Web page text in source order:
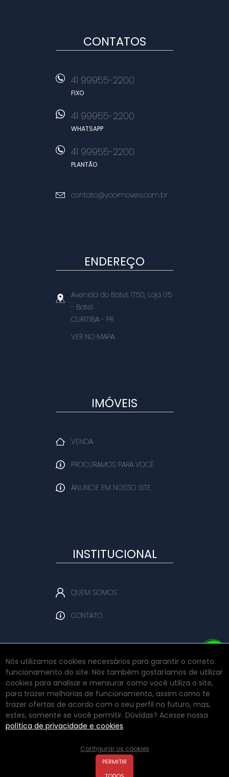
CONTATOS
41 99955-2200
FIXO
41 99955-2200
WHATSAPP
41 99955-2200
PLANTÃO
contato@yooimoveis.com.br
ENDEREÇO
Avenida do Batel, 1750, Loja 05
- Batel
CURITIBA- PR
VER NO MAPA
IMÓVEIS
VENDA
PROCURAMOS PARA VOCÊ
ANUNCIE EM NOSSO SITE
INSTITUCIONAL
QUEM SOMOS
CONTATO
REDES SOCIAIS
INSTAGRAM
Nós utilizamos cookies necessários para garantir o correto
funcionamento do site. Nós também gostaríamos de utilizar
cookies para analisar e mensurar como você utiliza o site,
para trazer melhorias de funcionamento, assim como te
trazer ofertas de acordo com o seu perfil no futuro, mas,
estes, somente se você permitir. Dúvidas? Acesse nossa
política de privacidade e cookies.
Configurar os cookies
PERMITIR